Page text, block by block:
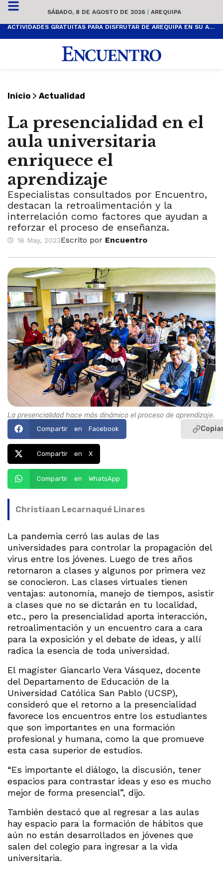
SÁBADO, 8 DE AGOSTO DE 2026 | AREQUIPA
ACTIVIDADES GRATUITAS PARA DISFRUTAR DE AREQUIPA EN SU ANIVERSARIO
Inicio > Actualidad
La presencialidad en el
aula universitaria
enriquece el
aprendizaje
Especialistas consultados por Encuentro,
destacan la retroalimentación y la
interrelación como factores que ayudan a
reforzar el proceso de enseñanza.
18 May, 2023Escrito por Encuentro
La presencialidad hace más dinámico el proceso de aprendizaje.
Compartir en Facebook
Compartir en X
Compartir en WhatsApp
Christiaan Lecarnaqué Linares
La pandemia cerró las aulas de las
universidades para controlar la propagación del
virus entre los jóvenes. Luego de tres años
retornaron a clases y algunos por primera vez
se conocieron. Las clases virtuales tienen
ventajas: autonomía, manejo de tiempos, asistir
a clases que no se dictarán en tu localidad,
etc., pero la presencialidad aporta interacción,
retroalimentación y un encuentro cara a cara
para la exposición y el debate de ideas, y allí
radica la esencia de toda universidad.
El magíster Giancarlo Vera Vásquez, docente
del Departamento de Educación de la
Universidad Católica San Pablo (UCSP),
consideró que el retorno a la presencialidad
favorece los encuentros entre los estudiantes
que son importantes en una formación
profesional y humana, como la que promueve
esta casa superior de estudios.
“Es importante el diálogo, la discusión, tener
espacios para contrastar ideas y eso es mucho
mejor de forma presencial”, dijo.
También destacó que al regresar a las aulas
hay espacio para la formación de hábitos que
aún no están desarrollados en jóvenes que
salen del colegio para ingresar a la vida
universitaria.